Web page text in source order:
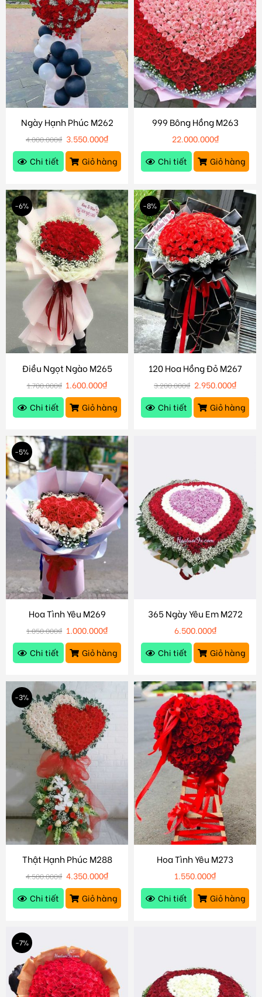
Ngày Hạnh Phúc M262
4.000.000₫ 3.550.000₫
Chi tiết
Giỏ hàng
999 Bông Hồng M263
22.000.000₫
Chi tiết
Giỏ hàng
-6%
Điều Ngọt Ngào M265
1.700.000₫ 1.600.000₫
Chi tiết
Giỏ hàng
-8%
120 Hoa Hồng Đỏ M267
3.200.000₫ 2.950.000₫
Chi tiết
Giỏ hàng
-5%
Hoa Tình Yêu M269
1.050.000₫ 1.000.000₫
Chi tiết
Giỏ hàng
365 Ngày Yêu Em M272
6.500.000₫
Chi tiết
Giỏ hàng
-3%
Thật Hạnh Phúc M288
4.500.000₫ 4.350.000₫
Chi tiết
Giỏ hàng
Hoa Tình Yêu M273
1.550.000₫
Chi tiết
Giỏ hàng
-7%